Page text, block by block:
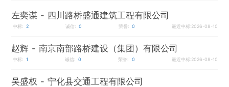
左奕谋 - 四川路桥盛通建筑工程有限公司
中标: 2 诚信: 0 荣誉: 0 最近中标:2026-08-10
赵辉 - 南京南部路桥建设（集团）有限公司
中标: 1 诚信: 0 荣誉: 0 最近中标:2026-08-10
吴盛权 - 宁化县交通工程有限公司